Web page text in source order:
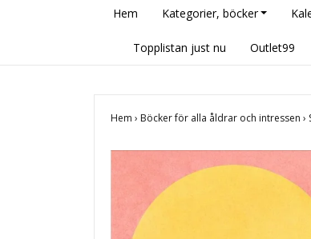
Hem Kategorier, böcker
Topplistan just nu Outlet99
Hem › Böcker för alla åldrar och intressen ›